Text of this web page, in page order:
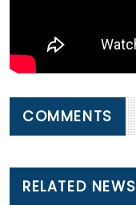
COMMENTS
RELATED NEWS